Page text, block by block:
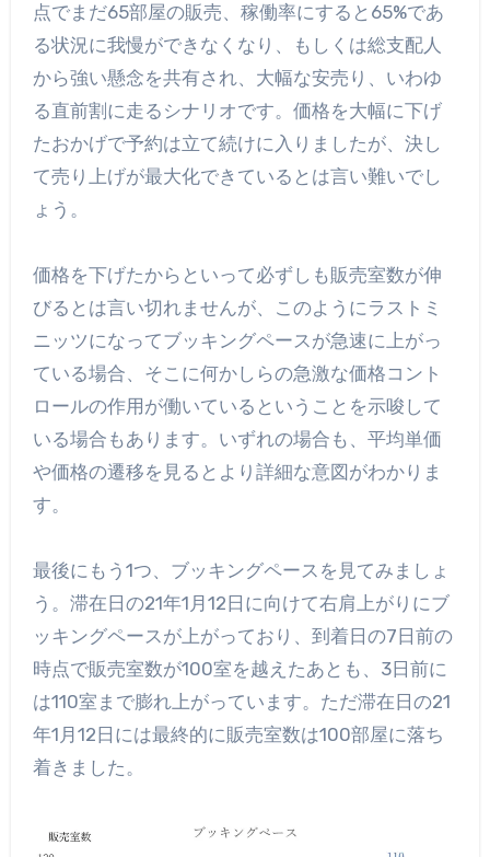
点でまだ65部屋の販売、稼働率にすると65%であ
る状況に我慢ができなくなり、もしくは総支配人
から強い懸念を共有され、大幅な安売り、いわゆ
る直前割に走るシナリオです。価格を大幅に下げ
たおかげで予約は立て続けに入りましたが、決し
て売り上げが最大化できているとは言い難いでし
ょう。
価格を下げたからといって必ずしも販売室数が伸
びるとは言い切れませんが、このようにラストミ
ニッツになってブッキングペースが急速に上がっ
ている場合、そこに何かしらの急激な価格コント
ロールの作用が働いているということを示唆して
いる場合もあります。いずれの場合も、平均単価
や価格の遷移を見るとより詳細な意図がわかりま
す。
最後にもう1つ、ブッキングペースを見てみましょ
う。滞在日の21年1月12日に向けて右肩上がりにブ
ッキングペースが上がっており、到着日の7日前の
時点で販売室数が100室を越えたあとも、3日前に
は110室まで膨れ上がっています。ただ滞在日の21
年1月12日には最終的に販売室数は100部屋に落ち
着きました。